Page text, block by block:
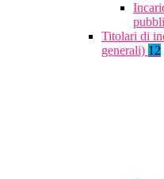
Titolari di
generali) 12